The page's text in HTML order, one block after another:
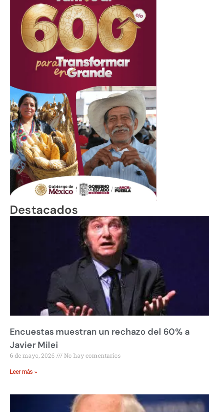
Destacados
Encuestas muestran un rechazo del 60% a
Javier Milei
6 de mayo, 2026 No hay comentarios
Leer más »